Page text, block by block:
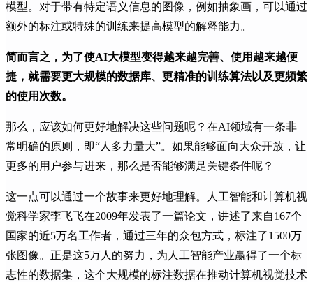
模型。对于带有特定语义信息的图像，例如抽象画，可以通过
额外的标注或特殊的训练来提高模型的解释能力。
简而言之，为了使AI大模型变得越来越完善、使用越来越便
捷，就需要更大规模的数据库、更精准的训练算法以及更频繁
的使用次数。
那么，应该如何更好地解决这些问题呢？在AI领域有一条非
常明确的原则，即“人多力量大”。如果能够面向大众开放，让
更多的用户参与进来，那么是否能够满足关键条件呢？
这一点可以通过一个故事来更好地理解。人工智能和计算机视
觉科学家李飞飞在2009年发表了一篇论文，讲述了来自167个
国家的近5万名工作者，通过三年的众包方式，标注了1500万
张图像。正是这5万人的努力，为人工智能产业赢得了一个标
志性的数据集，这个大规模的标注数据在推动计算机视觉技术